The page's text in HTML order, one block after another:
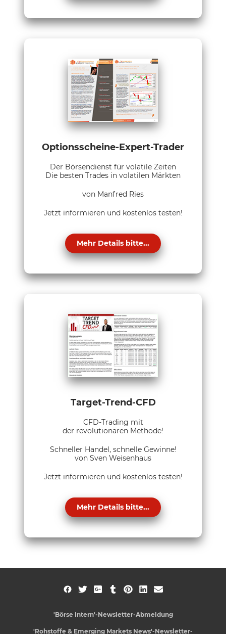
Optionsscheine-Expert-Trader
Der Börsendienst für volatile Zeiten
Die besten Trades in volatilen Märkten
von Manfred Ries
Jetzt informieren und kostenlos testen!
Mehr Details bitte...
Target-Trend-CFD
CFD-Trading mit
der revolutionären Methode!
Schneller Handel, schnelle Gewinne!
von Sven Weisenhaus
Jetzt informieren und kostenlos testen!
Mehr Details bitte...
'Börse Intern'-Newsletter-Abmeldung
'Rohstoffe & Emerging Markets News'-Newsletter-